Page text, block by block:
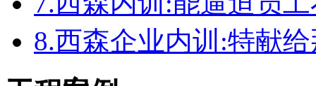
8.西森企业内训:特献